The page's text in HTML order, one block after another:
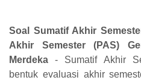
Soal Sumatif Akhir
Akhir Semester (PAS)
Merdeka - Sumatif Akhir
bentuk evaluasi akhir